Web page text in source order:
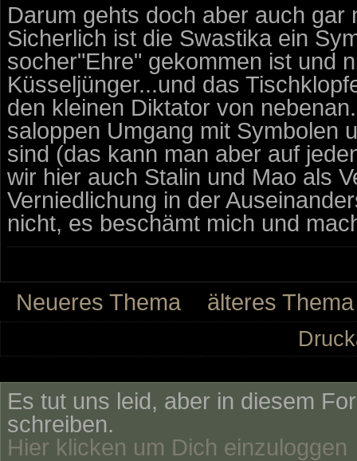
Darum gehts doch aber auch
Sicherlich ist die Swastika ein
socher"Ehre" gekommen ist und
Küsseljünger...und das
den kleinen Diktator von
saloppen Umgang mit Symbolen
sind (das kann man aber auf
wir hier auch Stalin und Mao als
Verniedlichung in der
nicht, es beschämt mich und
Neueres Thema älteres Thema
Es tut uns leid, aber in diesem
schreiben.
Hier klicken um Dich einzuloggen